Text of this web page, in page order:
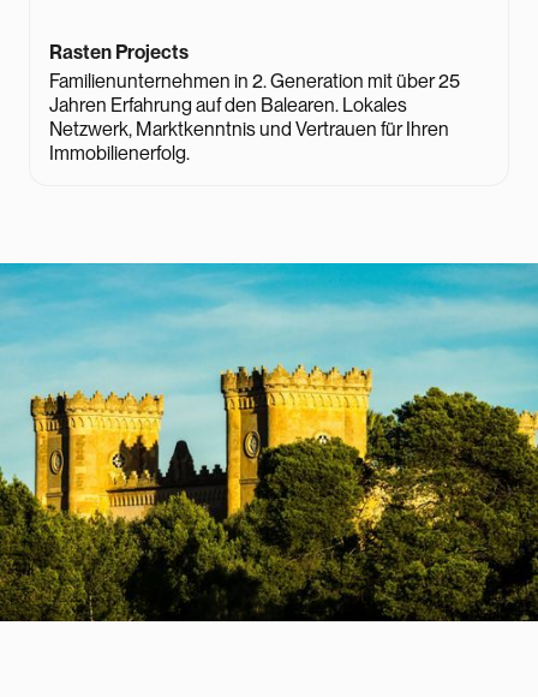
Rasten Projects
Familienunternehmen in 2. Generation mit über 25
Jahren Erfahrung auf den Balearen. Lokales
Netzwerk, Marktkenntnis und Vertrauen für Ihren
Immobilienerfolg.